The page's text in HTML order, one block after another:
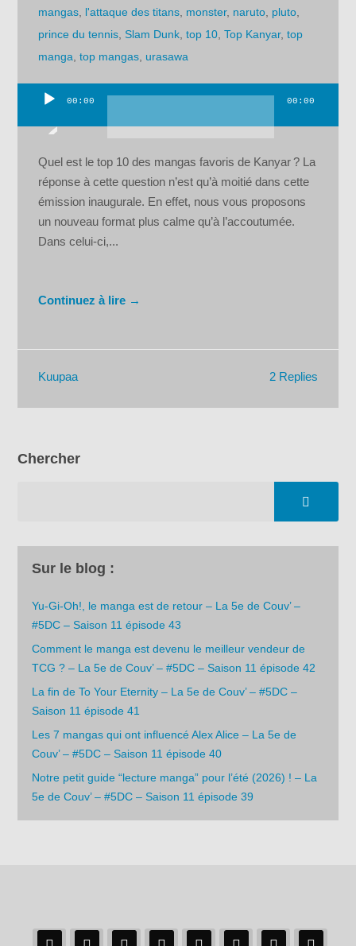
mangas l'attaque des titans monster, naruto pluto
prince du tennis ,Slam Dunk ,top 10 ,Top Kanyar,top
manga ,top mangas urasawa
00:00 00:00
Quel est le top 10 des mangas favoris de Kanyar ? La
réponse à cette question n’est qu’à moitié dans cette
émission inaugurale. En effet, nous vous proposons
un nouveau format plus calme qu’à l’accoutumée.
Dans celui-ci,...
Continuez à lire →
2 Replies
Kuupaa
Chercher
Sur le blog :
Yu-Gi-Oh!, le manga est de retour – La 5e de Couv’ –
#5DC – Saison 11 épisode 43
Comment le manga est devenu le meilleur vendeur de
TCG ? – La 5e de Couv’ – #5DC – Saison 11 épisode 42
La fin de To Your Eternity – La 5e de Couv’ – #5DC –
Saison 11 épisode 41
Les 7 mangas qui ont influencé Alex Alice – La 5e de
Couv’ – #5DC – Saison 11 épisode 40
Notre petit guide “lecture manga” pour l’été (2026) ! – La
5e de Couv’ – #5DC – Saison 11 épisode 39